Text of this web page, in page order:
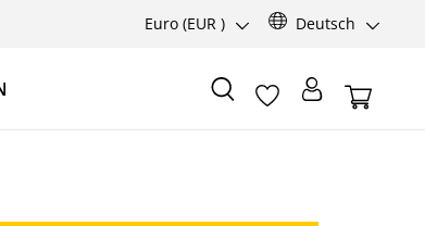
Euro (EUR ) Deutsch